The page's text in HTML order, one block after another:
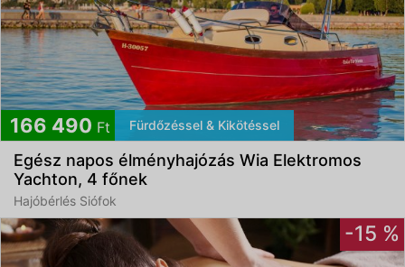
166 490 Ft Fürdőzéssel & Kikötéssel
Egész napos élményhajózás Wia Elektromos
Yachton, 4 főnek
Hajóbérlés Siófok
-15 %